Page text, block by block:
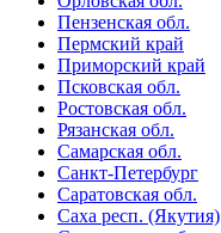
Пензенская обл.
Пермский край
Приморский край
Псковская обл.
Ростовская обл.
Рязанская обл.
Самарская обл.
Санкт-Петербург
Саратовская обл.
Саха респ. (Якутия)